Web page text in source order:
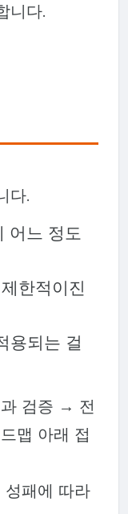
니다.
다.
어느 정도
한적이진
용되는 걸
과 검증 → 전
맵 아래 접
성패에 따라